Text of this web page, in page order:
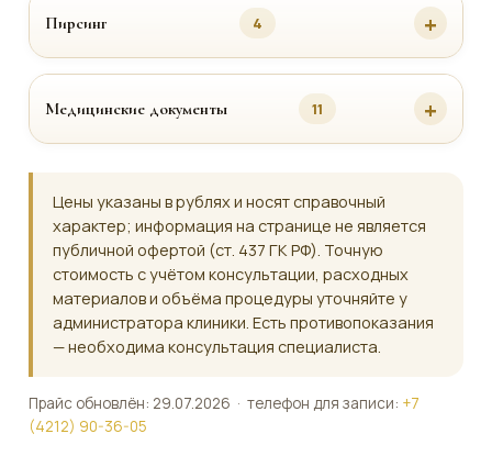
Пирсинг 4
Медицинские документы 11
Цены указаны в рублях и носят справочный
характер; информация на странице не является
публичной офертой (ст. 437 ГК РФ). Точную
стоимость с учётом консультации, расходных
материалов и объёма процедуры уточняйте у
администратора клиники. Есть противопоказания
— необходима консультация специалиста.
Прайс обновлён: 29.07.2026 · телефон для записи: +7
(4212) 90-36-05